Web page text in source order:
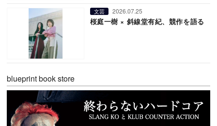
文芸 2026.07.25
桜庭一樹 × 斜線堂有紀、競作を語る
blueprint book store